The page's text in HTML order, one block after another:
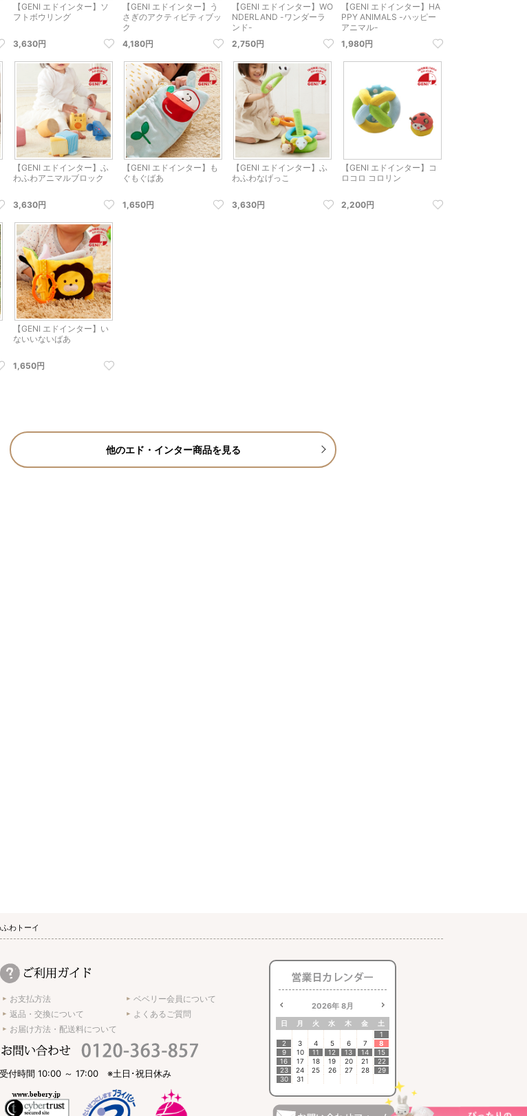
【GENI エドインター】ソ
フトボウリング
3,630円
【GENI エドインター】う
さぎのアクティビティブッ
ク
4,180円
【GENI エドインター】WO
NDERLAND -ワンダーラ
ンド-
2,750円
【GENI エドインター】HA
PPY ANIMALS -ハッピー
アニマル-
1,980円
【GENI エドインター】ふ
わふわアニマルブロック
3,630円
【GENI エドインター】も
ぐもぐばあ
1,650円
【GENI エドインター】ふ
わふわなげっこ
3,630円
【GENI エドインター】コ
ロコロ コロリン
2,200円
【GENI エドインター】い
ないいないばあ
1,650円
他のエド・インター商品を見る
わトーイ
お支払方法
返品・交換について
お届け方法・配送料について
ベベリー会員について
よくあるご質問
受付時間 10:00 ～ 17:00 ※土日･祝日休み
2026年 8月
日 月 火 水 木 金
土
1
2
3 4 5 6 7
8
9
10 11 12 13 14
15
16
17 18 19 20 21
22
23
24 25 26 27 28
29
30
31